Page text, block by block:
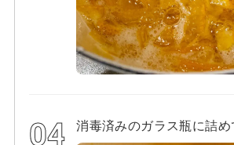
消毒済みのガラス瓶に詰め